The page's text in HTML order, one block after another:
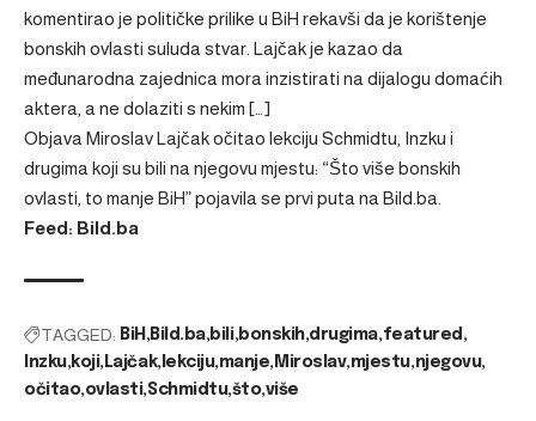
komentirao je političke prilike u BiH rekavši da je korištenje
bonskih ovlasti suluda stvar. Lajčak je kazao da
međunarodna zajednica mora inzistirati na dijalogu domaćih
aktera, a ne dolaziti s nekim […]
Objava Miroslav Lajčak očitao lekciju Schmidtu, Inzku i
drugima koji su bili na njegovu mjestu: “Što više bonskih
ovlasti, to manje BiH”pojavila se prvi puta na Bild.ba
Feed: Bild.ba
TAGGED: BiH Bild.ba bili bonskih drugima featured
Inzku koji Lajčak lekciju manje Miroslav mjestu njegovu
očitao ovlasti Schmidtu što više